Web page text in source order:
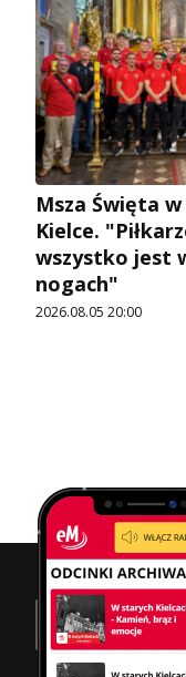
Msza Święta
Kielce.
wszystko jest
nogach"
2026.08.05 20:00